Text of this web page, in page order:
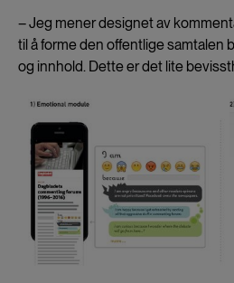
– Jeg mener designet av
til å forme den offentlige samtalen
og innhold. Dette er det lite